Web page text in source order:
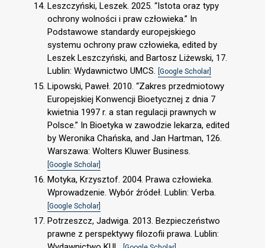
Leszczyński, Leszek. 2025. “Istota oraz typy
ochrony wolności i praw człowieka.” In
Podstawowe standardy europejskiego
systemu ochrony praw człowieka, edited by
Leszek Leszczyński, and Bartosz Liżewski, 17.
Lublin: Wydawnictwo UMCS. [Google Scholar]
Lipowski, Paweł. 2010. “Zakres przedmiotowy
Europejskiej Konwencji Bioetycznej z dnia 7
kwietnia 1997 r. a stan regulacji prawnych w
Polsce.” In Bioetyka w zawodzie lekarza, edited
by Weronika Chańska, and Jan Hartman, 126.
Warszawa: Wolters Kluwer Business.
[Google Scholar]
Motyka, Krzysztof. 2004. Prawa człowieka.
Wprowadzenie. Wybór źródeł. Lublin: Verba.
[Google Scholar]
Potrzeszcz, Jadwiga. 2013. Bezpieczeństwo
prawne z perspektywy filozofii prawa. Lublin: